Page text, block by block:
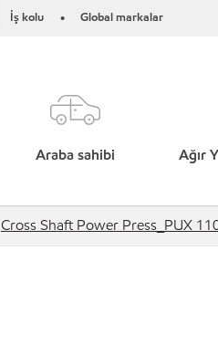
İş kolu • Global markalar
Araba sahibi Ağır
Cross Shaft Power Press_PUX